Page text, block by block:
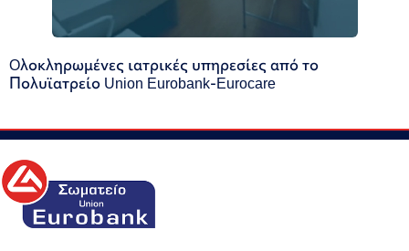
Oλοκληρωμένες ιατρικές υπηρεσίες από το
Πολυϊατρείο Union Eurobank-Eurocare